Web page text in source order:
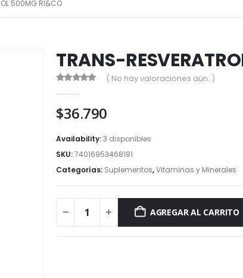
500MG RI&CO
TRANS-
( No hay valoraciones aún. )
$36.790
Availability:3 disponibles
SKU:74016953468191
Categorías: Suplementos,Vitaminas y Minerales
AGREGAR AL CARRITO